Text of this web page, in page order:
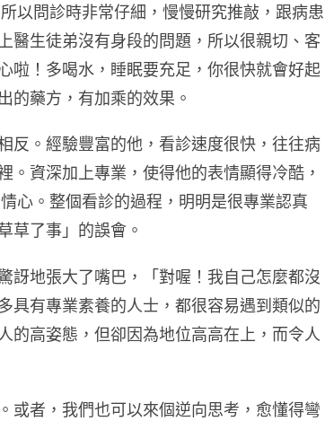
以問診時非常仔細，慢慢研究推敲，跟病患
醫生徒弟沒有身段的問題，所以很親切、客
啦！多喝水，睡眠要充足，你很快就會好起
的藥方，有加乘的效果。
反。經驗豐富的他，看診速度很快，往往病
。資深加上專業，使得他的表情顯得冷酷，
心。整個看診的過程，明明是很專業認真
草了事」的誤會。
訝地張大了嘴巴，「對喔！我自己怎麼都沒
具有專業素養的人士，都很容易遇到類似的
的高姿態，但卻因為地位高高在上，而令人
或者，我們也可以來個逆向思考，愈懂得彎